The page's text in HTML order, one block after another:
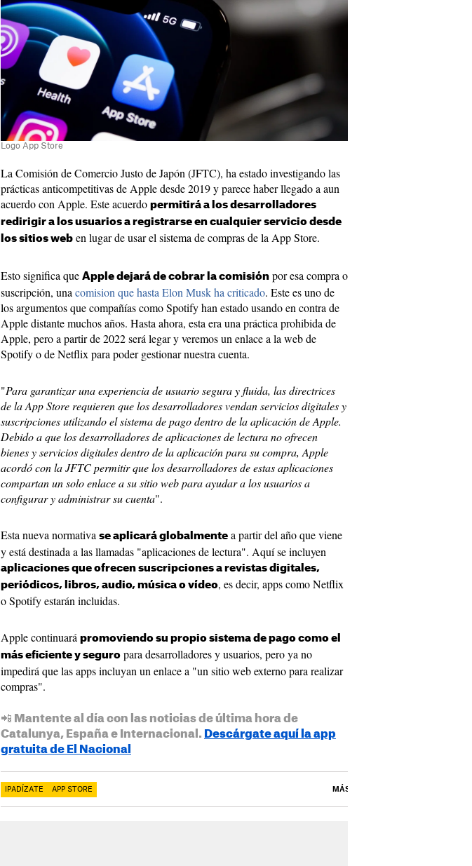
Logo App Store
La Comisión de Comercio Justo de Japón (JFTC), ha estado investigando las
prácticas anticompetitivas de Apple desde 2019 y parece haber llegado a aun
acuerdo con Apple. Este acuerdo permitirá a los desarrolladores
redirigir a los usuarios a registrarse en cualquier servicio desde
los sitios web en lugar de usar el sistema de compras de la App Store.
Esto significa que Apple dejará de cobrar la comisión por esa compra o
suscripción, una comision que hasta Elon Musk ha criticado. Este es uno de
los argumentos que compañías como Spotify han estado usando en contra de
Apple distante muchos años. Hasta ahora, esta era una práctica prohibida de
Apple, pero a partir de 2022 será legar y veremos un enlace a la web de
Spotify o de Netflix para poder gestionar nuestra cuenta.
"Para garantizar una experiencia de usuario segura y fluida, las directrices
de la App Store requieren que los desarrolladores vendan servicios digitales y
suscripciones utilizando el sistema de pago dentro de la aplicación de Apple.
Debido a que los desarrolladores de aplicaciones de lectura no ofrecen
bienes y servicios digitales dentro de la aplicación para su compra, Apple
acordó con la JFTC permitir que los desarrolladores de estas aplicaciones
compartan un solo enlace a su sitio web para ayudar a los usuarios a
configurar y administrar su cuenta".
Esta nueva normativa se aplicará globalmente a partir del año que viene
y está destinada a las llamadas "aplicaciones de lectura". Aquí se incluyen
aplicaciones que ofrecen suscripciones a revistas digitales,
periódicos, libros, audio, música o vídeo, es decir, apps como Netflix
o Spotify estarán incluidas.
Apple continuará promoviendo su propio sistema de pago como el
más eficiente y seguro para desarrolladores y usuarios, pero ya no
impedirá que las apps incluyan un enlace a "un sitio web externo para realizar
compras".
📲 Mantente al día con las noticias de última hora de
Catalunya, España e Internacional. Descárgate aquí la app
gratuita de El Nacional
IPADÍZATE APP STORE MÁS